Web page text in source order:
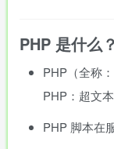
PHP 是什么？
PHP（全称
PHP：超文
PHP 脚本在